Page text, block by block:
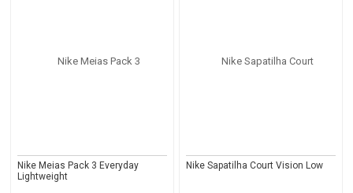
Nike Meias Pack 3 Everyday
Lightweight
Nike Sapatilha Court Vision Low